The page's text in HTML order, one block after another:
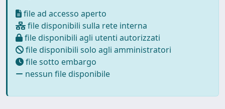
file ad accesso aperto
file disponibili sulla rete interna
file disponibili agli utenti autorizzati
file disponibili solo agli amministratori
file sotto embargo
nessun file disponibile